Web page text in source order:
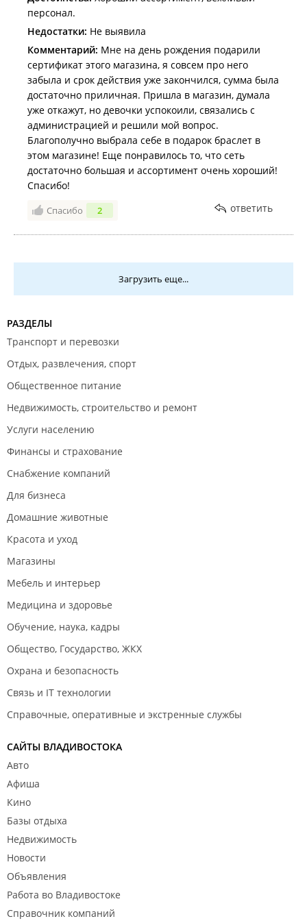
заключении экспертизы. Мы всегда будем рады
изделием! С уважением, сеть магазинов «Золотой
Феникс».
персонал.
Недостатки: Не выявила
Комментарий: Мне на день рождения подарили
сертификат этого магазина, я совсем про него
забыла и срок действия уже закончился, сумма была
достаточно приличная. Пришла в магазин, думала
уже откажут, но девочки успокоили, связались с
администрацией и решили мой вопрос.
Благополучно выбрала себе в подарок браслет в
этом магазине! Еще понравилось то, что сеть
достаточно большая и ассортимент очень хороший!
Спасибо!
Спасибо 2 ответить
Загрузить еще...
РАЗДЕЛЫ
Транспорт и перевозки
Отдых, развлечения, спорт
Общественное питание
Недвижимость, строительство и ремонт
Услуги населению
Финансы и страхование
Снабжение компаний
Для бизнеса
Домашние животные
Красота и уход
Магазины
Мебель и интерьер
Медицина и здоровье
Обучение, наука, кадры
Общество, Государство, ЖКХ
Охрана и безопасность
Связь и IT технологии
Справочные, оперативные и экстренные службы
САЙТЫ ВЛАДИВОСТОКА
Авто
Афиша
Кино
Базы отдыха
Недвижимость
Новости
Объявления
Работа во Владивостоке
Справочник компаний